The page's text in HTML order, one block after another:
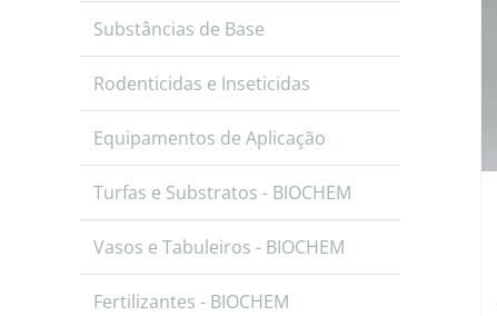
Substâncias de Base
Rodenticidas e Inseticidas
Equipamentos de Aplicação
Turfas e Substratos - BIOCHEM
Vasos e Tabuleiros - BIOCHEM
Fertilizantes - BIOCHEM